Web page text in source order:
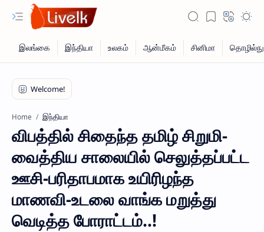
Home இந்தியா
விபத்தில் சிதைந்த தமிழ் சிறுமி-
வைத்திய சாலையில் செலுத்தப்பட்ட
ஊசி-பரிதாபமாக உயிரிழந்த
மாணவி-உடலை வாங்க மறுத்து
வெடித்த போராட்டம்..!